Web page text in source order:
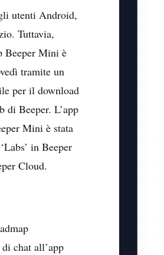
utenti Android,
Tuttavia,
Beeper Mini è
tramite un
per il download
di Beeper. L’app
Mini è stata
in Beeper
Cloud.
chat all’app